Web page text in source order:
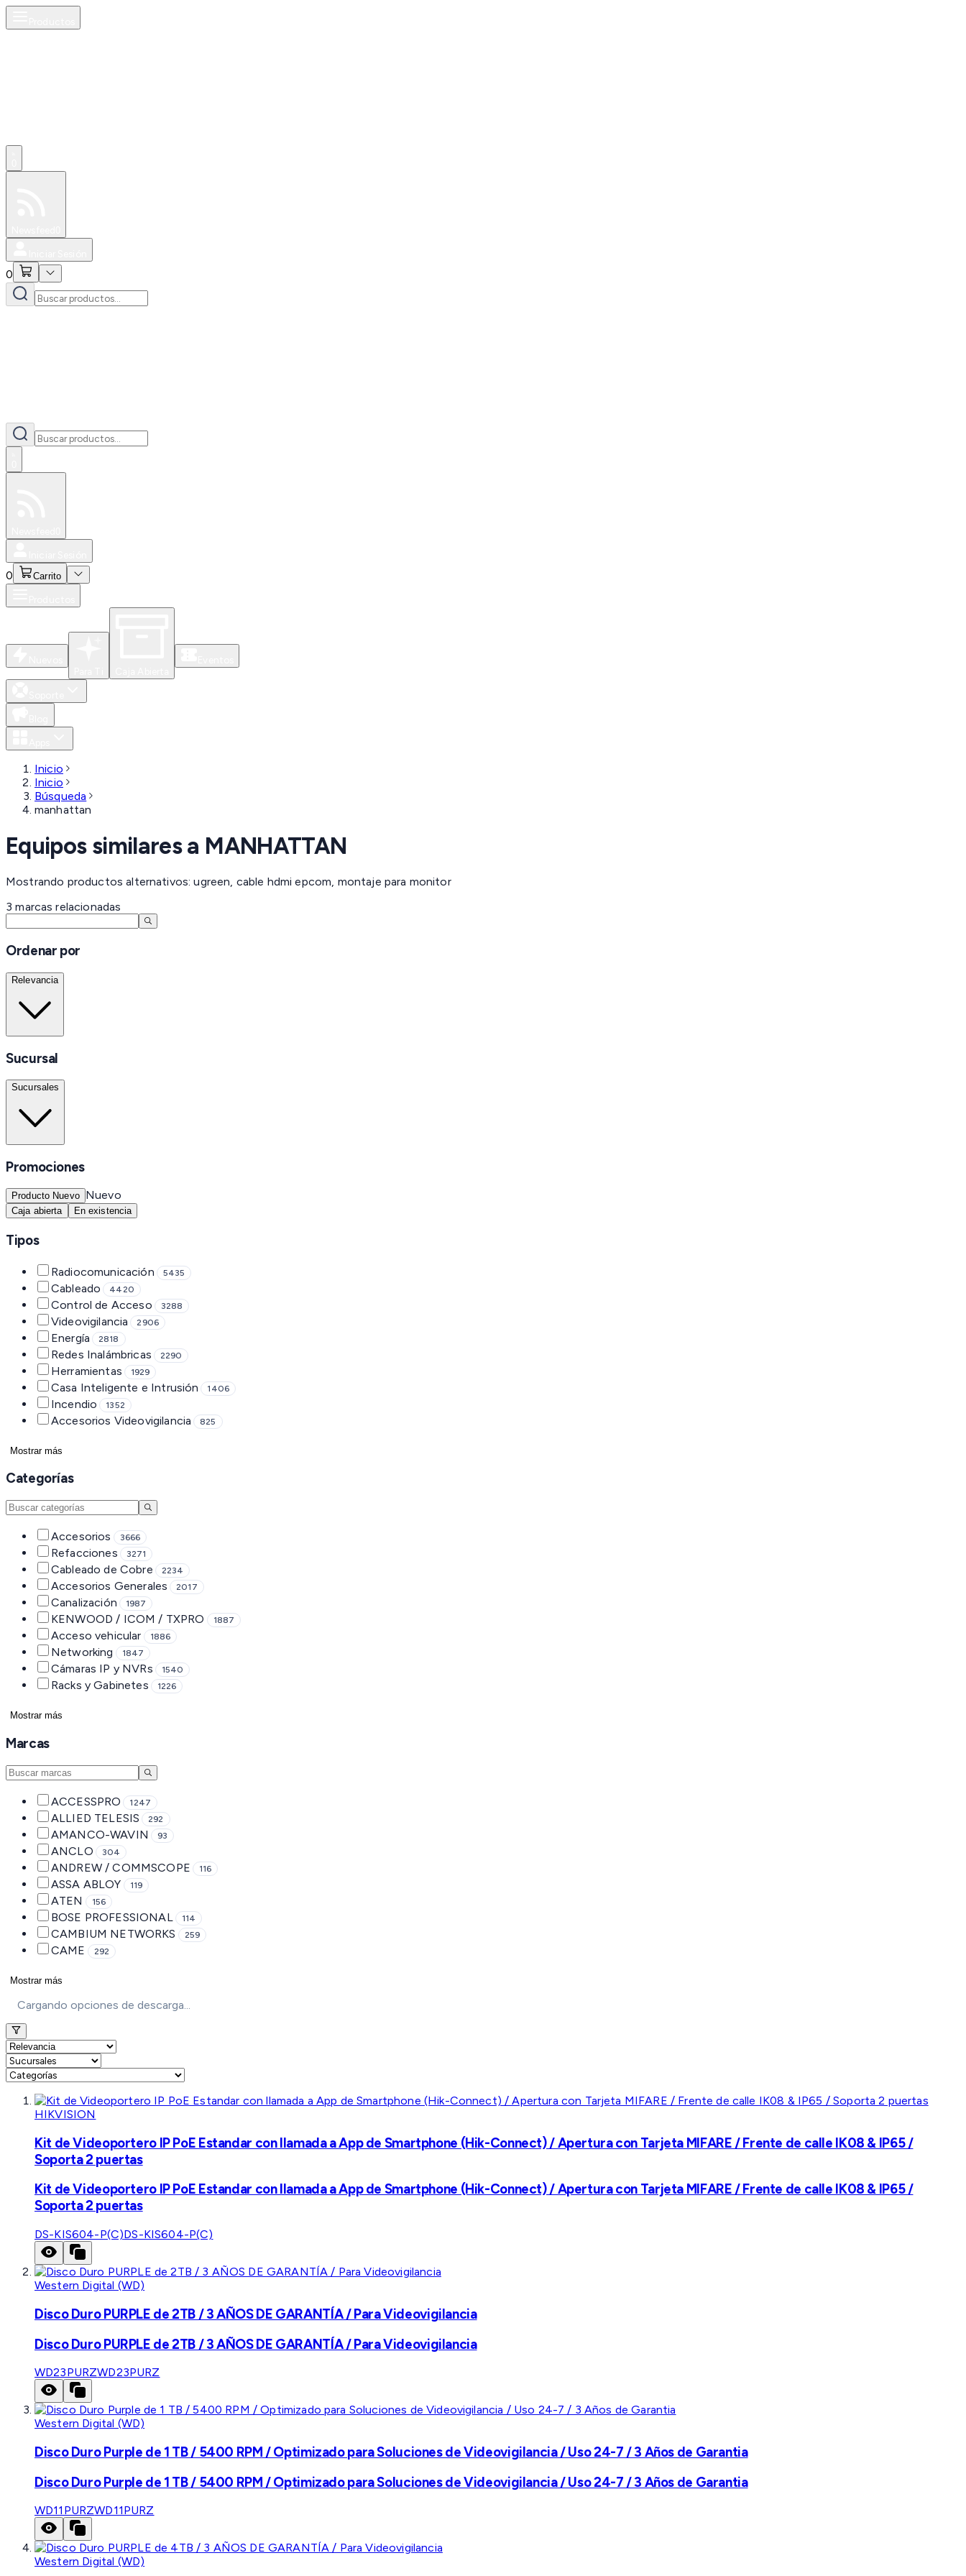
0
0 Carrito
Inicio
Inicio
Búsqueda
manhattan
Equipos similares a MANHATTAN
Mostrando productos alternativos: ugreen, cable hdmi epcom, montaje para monitor
3 marcas relacionadas
Ordenar por
Relevancia
Sucursal
Sucursales
Promociones
Producto Nuevo Nuevo
Caja abierta En existencia
Tipos
Radiocomunicación 5435
Cableado 4420
Control de Acceso 3288
Videovigilancia 2906
Energía 2818
Redes Inalámbricas 2290
Herramientas 1929
Casa Inteligente e Intrusión 1406
Incendio 1352
Accesorios Videovigilancia 825
Mostrar más
Categorías
Accesorios 3666
Refacciones 3271
Cableado de Cobre 2234
Accesorios Generales 2017
Canalización 1987
KENWOOD / ICOM / TXPRO 1887
Acceso vehicular 1886
Networking 1847
Cámaras IP y NVRs 1540
Racks y Gabinetes 1226
Mostrar más
Marcas
ACCESSPRO 1247
ALLIED TELESIS 292
AMANCO-WAVIN 93
ANCLO 304
ANDREW / COMMSCOPE 116
ASSA ABLOY 119
ATEN 156
BOSE PROFESSIONAL 114
CAMBIUM NETWORKS 259
CAME 292
Mostrar más
Cargando opciones de descarga...
HIKVISION
Kit de Videoportero IP PoE Estandar con llamada a App de Smartphone (Hik-Connect) / Apertura con Tarjeta MIFARE / Frente de calle IK08 & IP65 /
Soporta 2 puertas
Kit de Videoportero IP PoE Estandar con llamada a App de Smartphone (Hik-Connect) / Apertura con Tarjeta MIFARE / Frente de calle IK08 & IP65 /
Soporta 2 puertas
DS-KIS604-P(C)DS-KIS604-P(C)
Western Digital (WD)
Disco Duro PURPLE de 2TB / 3 AÑOS DE GARANTÍA / Para Videovigilancia
Disco Duro PURPLE de 2TB / 3 AÑOS DE GARANTÍA / Para Videovigilancia
WD23PURZWD23PURZ
Western Digital (WD)
Disco Duro Purple de 1 TB / 5400 RPM / Optimizado para Soluciones de Videovigilancia / Uso 24-7 / 3 Años de Garantia
Disco Duro Purple de 1 TB / 5400 RPM / Optimizado para Soluciones de Videovigilancia / Uso 24-7 / 3 Años de Garantia
WD11PURZWD11PURZ
Western Digital (WD)